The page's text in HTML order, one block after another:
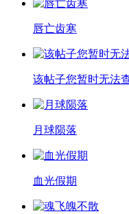
唇亡齿寒
该帖子您暂时无法
月球陨落
血光假期